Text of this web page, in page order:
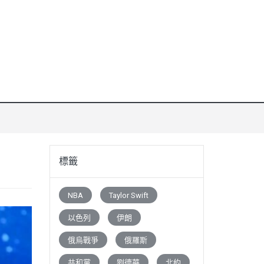
標籤
NBA Taylor Swift
以色列 伊朗
俄烏戰爭 俄羅斯